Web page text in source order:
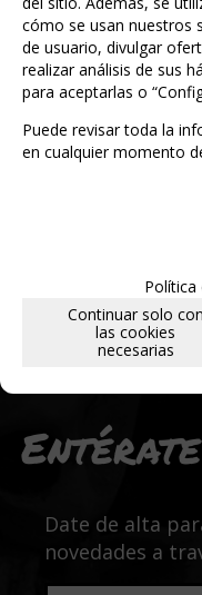
MARCA
NORMA EDITORIAL
Date de alta
novedades a
cómo se usan nuestros
de usuario, divulgar
realizar análisis de sus
para aceptarlas o
Puede revisar toda la
en cualquier momento
Política
Continuar solo con
las cookies
necesarias